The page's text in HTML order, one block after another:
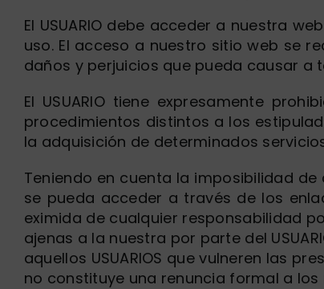
El USUARIO debe acceder a nuestra
uso. El acceso a nuestro sitio web se
daños y perjuicios que pueda causar a
El USUARIO tiene expresamente
procedimientos distintos a los
la adquisición de determinados
Teniendo en cuenta la imposibilidad
se pueda acceder a través de los
eximida de cualquier responsabilidad
ajenas a la nuestra por parte del
aquellos USUARIOS que vulneren las
no constituye una renuncia formal a